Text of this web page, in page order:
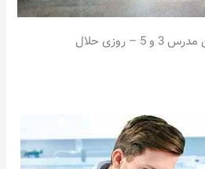
روزی حلال